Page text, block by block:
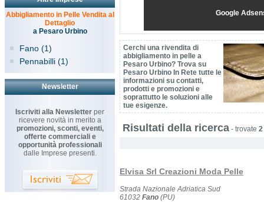
Abbigliamento in Pelle Vendita al
Dettaglio
a Pesaro Urbino
Fano (1)
Pennabilli (1)
Newsletter
Iscriviti alla Newsletter per
ricevere novità in merito a
promozioni, sconti, eventi,
offerte commerciali e
opportunità professionali
dalle Imprese presenti.
Google
Cerchi una rivendita di
abbigliamento in pelle a
Pesaro Urbino? Trova su
Pesaro Urbino In Rete tutte le
informazioni su contatti,
prodotti e promozioni e
soprattutto le soluzioni alle
tue esigenze.
Risultati della ricerca - trovate 2
Elvisa Srl Creazioni Moda Pelle
Strada Nazionale Adriatica Sud
61032 Fano (PU)